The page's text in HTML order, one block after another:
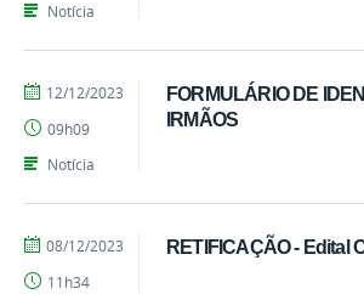
Notícia
FORMULÁRIO DE
IRMÃOS
por
publicado
12/12/2023
09h09
Notícia
RETIFICAÇÃO - Edital
por
publicado
08/12/2023
11h34